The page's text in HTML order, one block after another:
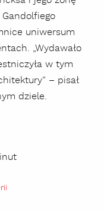
uniwersum
„Wydawało
w tym
– pisał
dziele.